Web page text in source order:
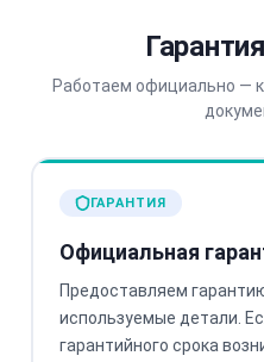
Работаем официально —
ГАРАНТИЯ
Официальная
Предоставляем
используемые детали.
гарантийного срока